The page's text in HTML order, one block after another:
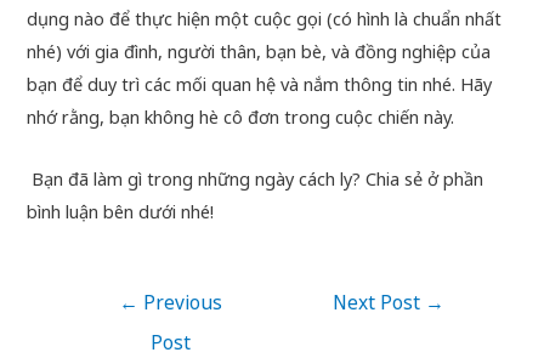
dụng nào để thực hiện một cuộc gọi (có hình là chuẩn nhất
nhé) với gia đình, người thân, bạn bè, và đồng nghiệp của
bạn để duy trì các mối quan hệ và nắm thông tin nhé. Hãy
nhớ rằng, bạn không hè cô đơn trong cuộc chiến này.
Bạn đã làm gì trong những ngày cách ly? Chia sẻ ở phần
bình luận bên dưới nhé!
← Previous
Post
Next Post →